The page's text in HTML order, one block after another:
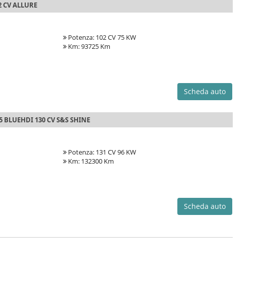
Scheda auto
CV ALLURE
Potenza: 102 CV 75 KW
Km: 93725 Km
Scheda auto
BLUEHDI 130 CV S&S SHINE
Potenza: 131 CV 96 KW
Km: 132300 Km